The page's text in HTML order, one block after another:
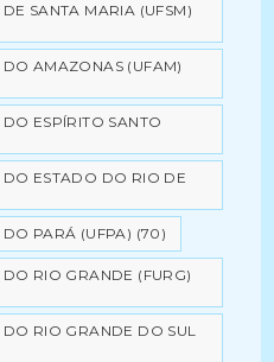
SANTA MARIA (UFSM)
AMAZONAS (UFAM)
ESPÍRITO SANTO
ESTADO DO RIO DE
PARÁ (UFPA) (70)
RIO GRANDE (FURG)
RIO GRANDE DO SUL